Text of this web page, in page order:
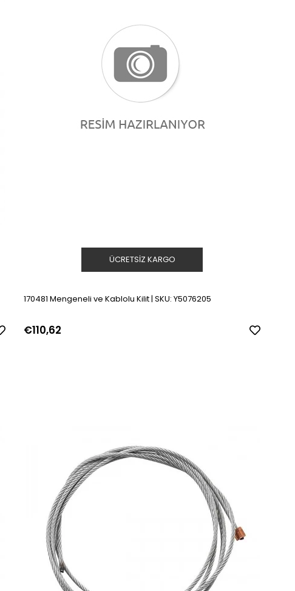
170481 Mengeneli ve Kablolu Kilit | SKU: Y5076205
€110,62
ÜCRETSIZ KARGO